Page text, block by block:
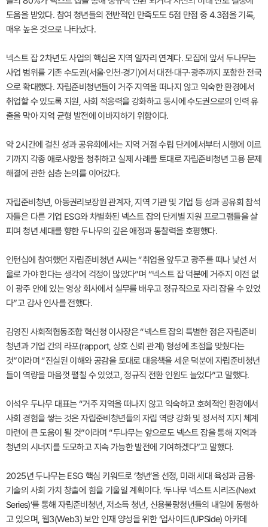
도움을 받았다. 참여 청년들의 전반적인 만족도도 5점 만점 중 4.3점을 기록,
매우 높은 것으로 나타났다.
넥스트 잡 2차년도 사업의 핵심은 지역 일자리 연계다. 모집에 앞서 두나무는
사업 범위를 기존 수도권(서울·인천·경기)에서 대전·대구·광주까지 포함한 전국
으로 확대했다. 자립준비청년들이 거주 지역을 떠나지 않고 익숙한 환경에서
취업할 수 있도록 지원, 사회 적응력을 강화하고 동시에 수도권으로의 인력 유
출을 막아 지역 균형 발전에 이바지하기 위함이다.
약 2시간에 걸친 성과 공유회에서는 지역 거점 수립 단계에서부터 시행에 이르
기까지 각종 애로사항을 청취하고 실제 사례를 토대로 자립준비청년 고용 문제
해결에 관한 심층 논의를 이어갔다.
자립준비청년, 아동권리보장원 관계자, 지역 기관 및 기업 등 성과 공유회 참석
자들은 다른 기업 ESG와 차별화된 넥스트 잡의 단계별 지원 프로그램들을 살
피며 청년 세대를 향한 두나무의 깊은 애정과 통찰력을 호평했다.
인턴십에 참여했던 자립준비청년 A씨는 “취업을 앞두고 광주를 떠나 낯선 서
울로 가야 한다는 생각에 걱정이 많았다”며 “넥스트 잡 덕분에 거주지 이전 없
이 광주 안에 있는 영상 회사에서 실무를 배우고 정규직으로 자리 잡을 수 있었
다”고 감사 인사를 전했다.
김영진 사회적협동조합 혁신청 이사장은 “넥스트 잡의 특별한 점은 자립준비
청년과 기업 간의 라포(rapport, 상호 신뢰 관계) 형성에 초점을 맞췄다는
것”이라며 “진실된 이해와 공감을 토대로 대응책을 세운 덕분에 자립준비청년
들이 역량을 마음껏 펼칠 수 있었고, 정규직 전환 인원도 늘었다”고 말했다.
이석우 두나무 대표는 “거주 지역을 떠나지 않고 익숙하고 호혜적인 환경에서
사회 경험을 쌓는 것은 자립준비청년들의 자립 역량 강화 및 정서적 지지 체계
마련에 큰 도움이 될 것”이라며 “두나무는 앞으로도 넥스트 잡을 통해 지역과
청년의 시너지를 도모하고 지속 가능한 발전에 기여하겠다”고 말했다.
2025년 두나무는 ESG 핵심 키워드로 ‘청년’을 선정, 미래 세대 육성과 금융·
기술의 사회 가치 창출에 힘을 기울일 계획이다. ‘두나무 넥스트 시리즈(Next
Series)’를 통해 자립준비청년, 저소득 청년, 신용불량청년들의 내일에 동행하
고 있으며, 웹3(Web3) 보안 인재 양성을 위한 ‘업사이드(UPSide) 아카데